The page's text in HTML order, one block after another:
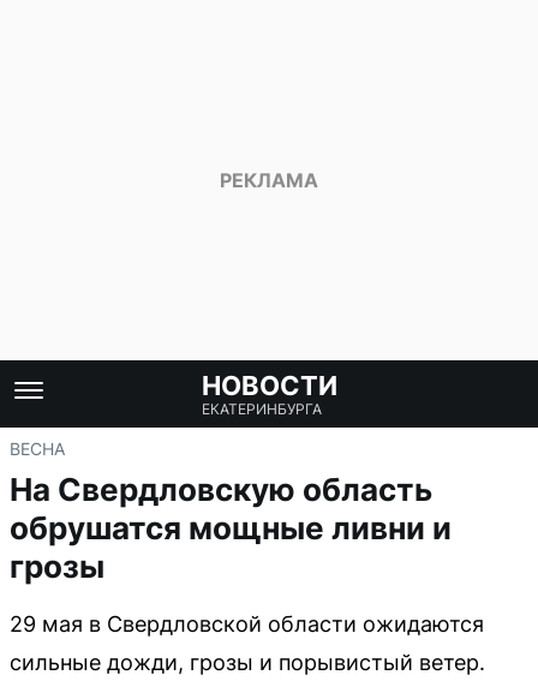
НОВОСТИ
ЕКАТЕРИНБУРГА
ВЕСНА
На Свердловскую область
обрушатся мощные ливни и
грозы
29 мая в Свердловской области ожидаются
сильные дожди, грозы и порывистый ветер.